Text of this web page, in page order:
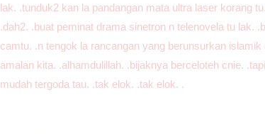
lak. .tunduk2 kan la pandangan mata ultra laser korang
.dah2. .buat peminat drama sinetron n telenovela tu lak.
camtu. .n tengok la rancangan yang berunsurkan
amalan kita. .alhamdulillah. .bijaknya berceloteh cnie.
mudah tergoda tau. .tak elok. .tak elok. .